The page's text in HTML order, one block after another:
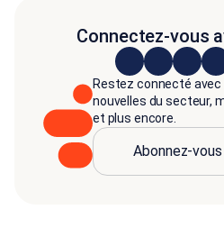
Connectez-vous
Restez connecté
nouvelles du secteur,
et plus encore.
Abonnez-